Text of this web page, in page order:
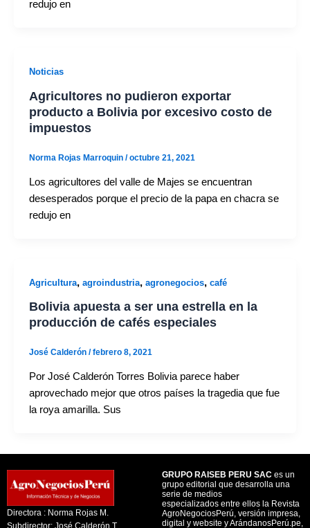
redujo en
Noticias
Agricultores no pudieron exportar
producto a Bolivia por excesivo costo de
impuestos
Norma Rojas Marroquin /octubre 21, 2021
Los agricultores del valle de Majes se encuentran
desesperados porque el precio de la papa en chacra se
redujo en
Agricultura, agroindustria, agronegocios, café
Bolivia apuesta a ser una estrella en la
producción de cafés especiales
José Calderón /febrero 8, 2021
Por José Calderón Torres Bolivia parece haber
aprovechado mejor que otros países la tragedia que fue
la roya amarilla. Sus
Directora : Norma Rojas M.
Subdirector: José Calderón T.
GRUPO RAISEB PERU SAC es un
grupo editorial que desarrolla una
serie de medios
especializados entre ellos la Revista
AgroNegociosPerú, versión impresa,
digital y website y ArándanosPerú.pe,